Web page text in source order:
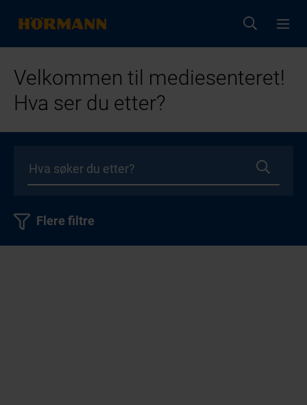
Velkommen til mediesenteret!
Hva ser du etter?
Flere filtre